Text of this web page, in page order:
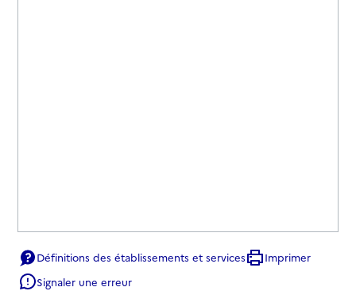
Définitions des établissements et services
Imprimer
Signaler une erreur